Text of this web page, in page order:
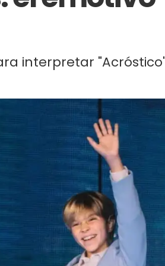
interpretar